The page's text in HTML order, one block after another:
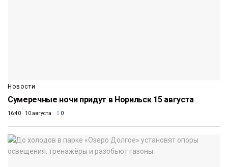
Новости
Сумеречные ночи придут в Норильск 15 августа
16:40 10 августа 0